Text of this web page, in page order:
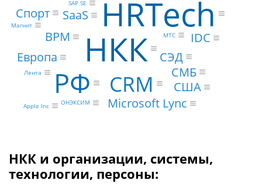
НКК
HRTech
РФ CRM
SaaS
BPM
СЭД
Microsoft Lync
США
Европа
Спорт
СМБ
IDC
SAP SE
МТС
Apple Inc ОНЭКСИМ
Магнит
Лента
НКК и организации, системы,
технологии, персоны: